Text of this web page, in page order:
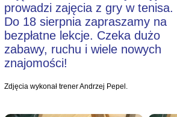
prowadzi zajęcia z gry w tenisa.
Do 18 sierpnia zapraszamy na
bezpłatne lekcje. Czeka dużo
zabawy, ruchu i wiele nowych
znajomości!
Zdjęcia wykonał trener Andrzej Pepel.